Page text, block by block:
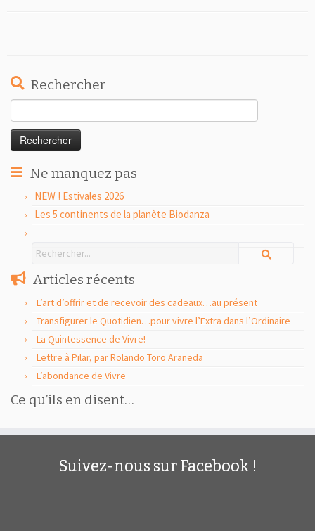
Rechercher
Ne manquez pas
NEW ! Estivales 2026
Les 5 continents de la planète Biodanza
Articles récents
L’art d’offrir et de recevoir des cadeaux…au présent
Transfigurer le Quotidien…pour vivre l’Extra dans l’Ordinaire
La Quintessence de Vivre!
Lettre à Pilar, par Rolando Toro Araneda
L’abondance de Vivre
Ce qu’ils en disent…
Suivez-nous sur Facebook !